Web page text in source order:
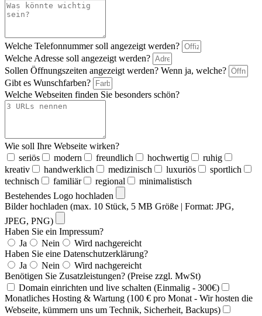
Welche Telefonnummer soll angezeigt werden?
Welche Adresse soll angezeigt werden?
Sollen Öffnungszeiten angezeigt werden? Wenn ja, welche?
Gibt es Wunschfarben?
Welche Webseiten finden Sie besonders schön?
Wie soll Ihre Webseite wirken?
seriös
modern freundlich hochwertig
ruhig
kreativ
handwerklich medizinisch luxuriös
sportlich
technisch
familiär regional
minimalistisch
Bestehendes Logo hochladen
Bilder hochladen (max. 10 Stück, 5 MB Größe | Format: JPG,
JPEG, PNG)
Haben Sie ein Impressum?
Ja
Nein
Wird nachgereicht
Haben Sie eine Datenschutzerklärung?
Ja
Nein
Wird nachgereicht
Benötigen Sie Zusatzleistungen? (Preise zzgl. MwSt)
Domain einrichten und live schalten (Einmalig - 300€)
Monatliches Hosting & Wartung (100 € pro Monat - Wir hosten die
Webseite, kümmern uns um Technik, Sicherheit, Backups)